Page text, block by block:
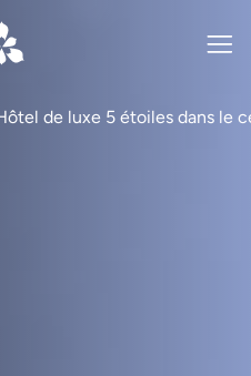
de luxe 5 étoiles dans le